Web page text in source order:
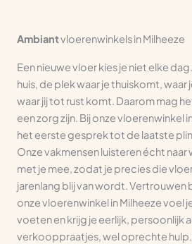
Ambiantvloerenwinkels in Milheeze
Een nieuwe vloer kies je niet elke
huis, de plek waar je thuiskomt, waar
waar jij tot rust komt. Daarom mag
een zorg zijn. Bij onze vloerenwinkel
het eerste gesprek tot de laatste
Onze vakmensen luisteren écht naar
met je mee, zodat je precies die
jarenlang blij van wordt. Vertrouwen
onze vloerenwinkel in Milheeze voel
voeten en krijg je eerlijk, persoonlijk
verkooppraatjes, wel oprechte hulp.